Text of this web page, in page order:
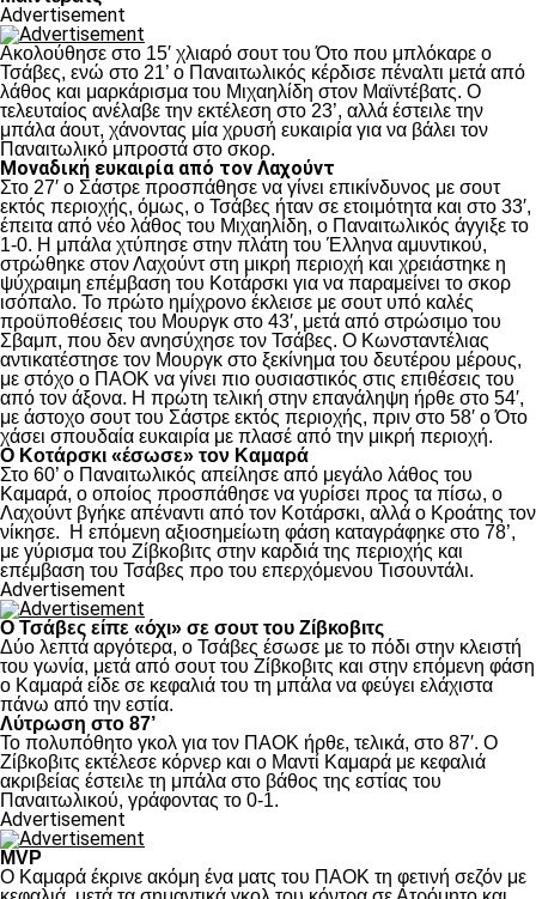
Advertisement
Ακολούθησε στο 15′ χλιαρό σουτ του Ότο που μπλόκαρε ο
Τσάβες, ενώ στο 21’ ο Παναιτωλικός κέρδισε πέναλτι μετά από
λάθος και μαρκάρισμα του Μιχαηλίδη στον Μαϊντέβατς. Ο
τελευταίος ανέλαβε την εκτέλεση στο 23’, αλλά έστειλε την
μπάλα άουτ, χάνοντας μία χρυσή ευκαιρία για να βάλει τον
Παναιτωλικό μπροστά στο σκορ.
Μοναδική ευκαιρία από τον Λαχούντ
Στο 27′ ο Σάστρε προσπάθησε να γίνει επικίνδυνος με σουτ
εκτός περιοχής, όμως, ο Τσάβες ήταν σε ετοιμότητα και στο 33′,
έπειτα από νέο λάθος του Μιχαηλίδη, ο Παναιτωλικός άγγιξε το
1-0. Η μπάλα χτύπησε στην πλάτη του Έλληνα αμυντικού,
στρώθηκε στον Λαχούντ στη μικρή περιοχή και χρειάστηκε η
ψύχραιμη επέμβαση του Κοτάρσκι για να παραμείνει το σκορ
ισόπαλο. Το πρώτο ημίχρονο έκλεισε με σουτ υπό καλές
προϋποθέσεις του Μουργκ στο 43′, μετά από στρώσιμο του
Σβαμπ, που δεν ανησύχησε τον Τσάβες. Ο Κωνσταντέλιας
αντικατέστησε τον Μουργκ στο ξεκίνημα του δευτέρου μέρους,
με στόχο ο ΠΑΟΚ να γίνει πιο ουσιαστικός στις επιθέσεις του
από τον άξονα. Η πρώτη τελική στην επανάληψη ήρθε στο 54′,
με άστοχο σουτ του Σάστρε εκτός περιοχής, πριν στο 58′ ο Ότο
χάσει σπουδαία ευκαιρία με πλασέ από την μικρή περιοχή.
Ο Κοτάρσκι «έσωσε» τον Καμαρά
Στο 60’ ο Παναιτωλικός απείλησε από μεγάλο λάθος του
Καμαρά, ο οποίος προσπάθησε να γυρίσει προς τα πίσω, ο
Λαχούντ βγήκε απέναντι από τον Κοτάρσκι, αλλά ο Κροάτης τον
νίκησε. Η επόμενη αξιοσημείωτη φάση καταγράφηκε στο 78’,
με γύρισμα του Ζίβκοβιτς στην καρδιά της περιοχής και
επέμβαση του Τσάβες προ του επερχόμενου Τισουντάλι.
Advertisement
Ο Τσάβες είπε «όχι» σε σουτ του Ζίβκοβιτς
Δύο λεπτά αργότερα, ο Τσάβες έσωσε με το πόδι στην κλειστή
του γωνία, μετά από σουτ του Ζίβκοβιτς και στην επόμενη φάση
ο Καμαρά είδε σε κεφαλιά του τη μπάλα να φεύγει ελάχιστα
πάνω από την εστία.
Λύτρωση στο 87’
Το πολυπόθητο γκολ για τον ΠΑΟΚ ήρθε, τελικά, στο 87′. Ο
Ζίβκοβιτς εκτέλεσε κόρνερ και ο Μαντί Καμαρά με κεφαλιά
ακριβείας έστειλε τη μπάλα στο βάθος της εστίας του
Παναιτωλικού, γράφοντας το 0-1.
Advertisement
MVP
Ο Καμαρά έκρινε ακόμη ένα ματς του ΠΑΟΚ τη φετινή σεζόν με